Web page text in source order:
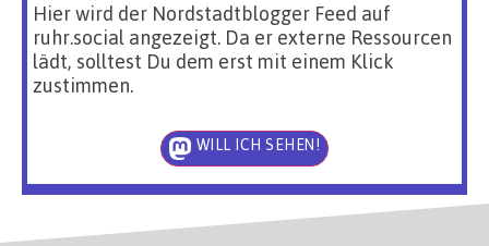
Hier wird der Nordstadtblogger Feed auf
ruhr.social angezeigt. Da er externe Ressourcen
lädt, solltest Du dem erst mit einem Klick
zustimmen.
WILL ICH SEHEN!